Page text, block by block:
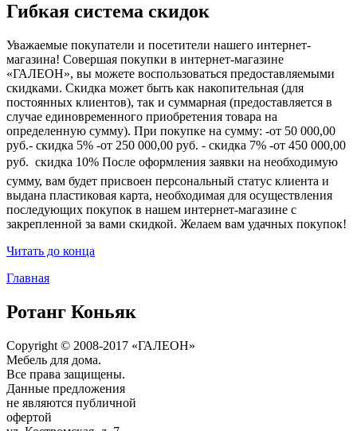
Гибкая система скидок
Уважаемые покупатели и посетители нашего интернет-
магазина! Совершая покупки в интернет-магазине
«ГАЛЕОН», вы можете воспользоваться предоставляемыми
скидками. Скидка может быть как накопительная (для
постоянных клиентов), так и суммарная (предоставляется в
случае единовременного приобретения товара на
определенную сумму). При покупке на сумму: -от 50 000,00
руб.- скидка 5% -от 250 000,00 руб. - скидка 7% -от 450 000,00
руб.  скидка 10% После оформления заявки на необходимую
сумму, вам будет присвоен персональный статус клиента и
выдана пластиковая карта, необходимая для осуществления
последующих покупок в нашем интернет-магазине с
закрепленной за вами скидкой. Желаем вам удачных покупок!
Читать до конца
Главная
Ротанг Коньяк
Copyright © 2008-2017 «ГАЛЕОН»
Мебель для дома.
Все права защищены.
Данные предложения
не являются публичной
офертой